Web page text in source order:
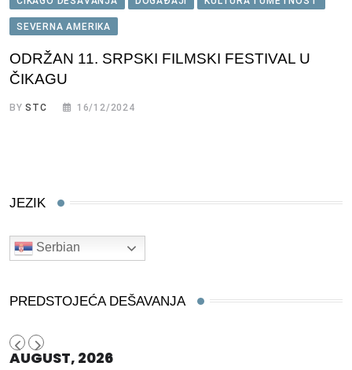
SEVERNA AMERIKA
ODRŽAN 11. SRPSKI FILMSKI FESTIVAL U
ČIKAGU
BYSTC 16/12/2024
JEZIK
Serbian
PREDSTOJEĆA DEŠAVANJA
AUGUST, 2026